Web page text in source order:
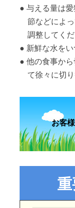
与える量は
節などによ
調整してくだ
新鮮な水を
他の食事か
て徐々に切
お客